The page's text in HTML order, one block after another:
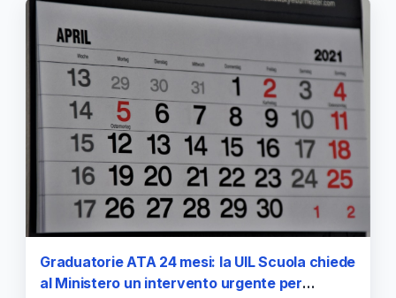
Graduatorie ATA 24 mesi: la UIL Scuola chiede
al Ministero un intervento urgente per